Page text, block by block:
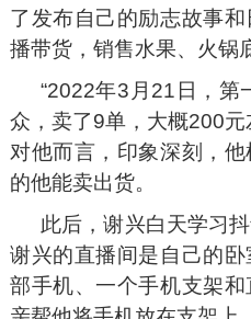
了发布自己的励志故事
播带货，销售水果、火锅
“2022年3月21日，第
众，卖了9单，大概200
对他而言，印象深刻，
的他能卖出货。
此后，谢兴白天学习
谢兴的直播间是自己的
部手机、一个手机支架